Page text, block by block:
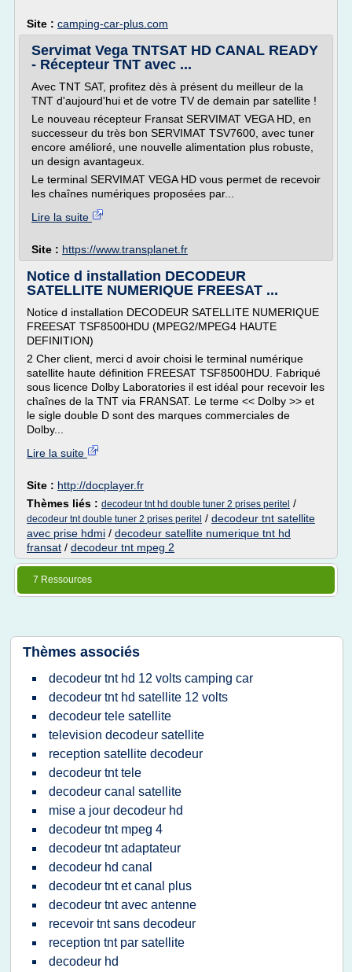
Site : camping-car-plus.com
Servimat Vega TNTSAT HD CANAL READY
- Récepteur TNT avec ...
Avec TNT SAT, profitez dès à présent du meilleur de la
TNT d'aujourd'hui et de votre TV de demain par satellite !
Le nouveau récepteur Fransat SERVIMAT VEGA HD, en
successeur du très bon SERVIMAT TSV7600, avec tuner
encore amélioré, une nouvelle alimentation plus robuste,
un design avantageux.
Le terminal SERVIMAT VEGA HD vous permet de recevoir
les chaînes numériques proposées par...
Lire la suite
Site : https://www.transplanet.fr
Notice d installation DECODEUR
SATELLITE NUMERIQUE FREESAT ...
Notice d installation DECODEUR SATELLITE NUMERIQUE
FREESAT TSF8500HDU (MPEG2/MPEG4 HAUTE
DEFINITION)
2 Cher client, merci d avoir choisi le terminal numérique
satellite haute définition FREESAT TSF8500HDU. Fabriqué
sous licence Dolby Laboratories il est idéal pour recevoir les
chaînes de la TNT via FRANSAT. Le terme << Dolby >> et
le sigle double D sont des marques commerciales de
Dolby...
Lire la suite
Site : http://docplayer.fr
Thèmes liés : decodeur tnt hd double tuner 2 prises peritel /
decodeur tnt double tuner 2 prises peritel / decodeur tnt satellite
avec prise hdmi / decodeur satellite numerique tnt hd
fransat / decodeur tnt mpeg 2
7 Ressources
Thèmes associés
decodeur tnt hd 12 volts camping car
decodeur tnt hd satellite 12 volts
decodeur tele satellite
television decodeur satellite
reception satellite decodeur
decodeur tnt tele
decodeur canal satellite
mise a jour decodeur hd
decodeur tnt mpeg 4
decodeur tnt adaptateur
decodeur hd canal
decodeur tnt et canal plus
decodeur tnt avec antenne
recevoir tnt sans decodeur
reception tnt par satellite
decodeur hd